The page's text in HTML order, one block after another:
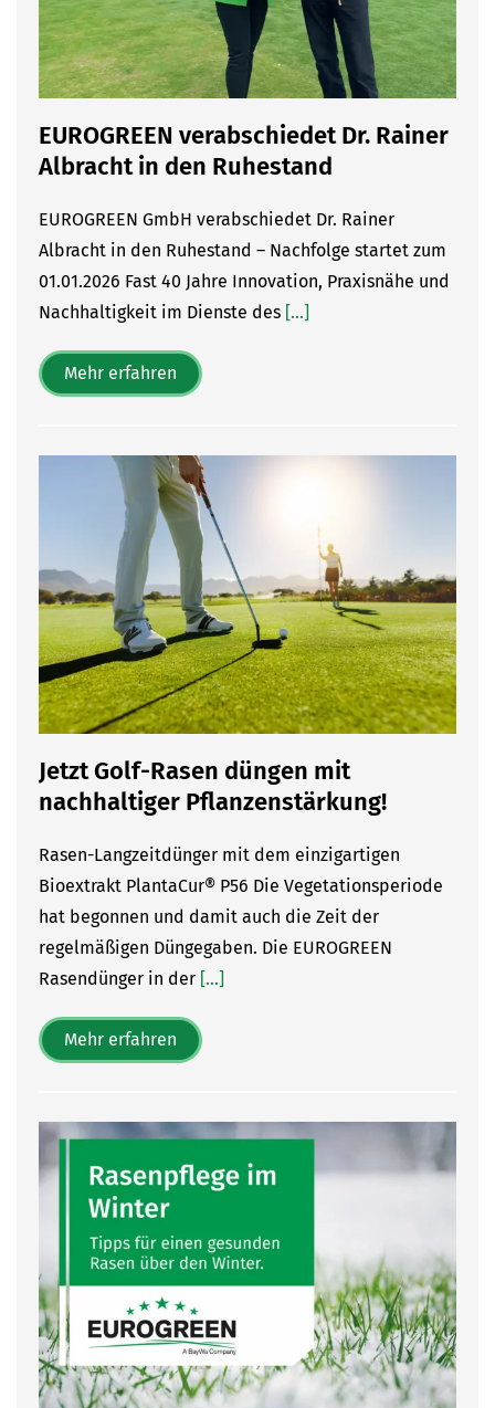
EUROGREEN verabschiedet Dr. Rainer
Albracht in den Ruhestand
EUROGREEN GmbH verabschiedet Dr. Rainer
Albracht in den Ruhestand – Nachfolge startet zum
01.01.2026 Fast 40 Jahre Innovation, Praxisnähe und
Nachhaltigkeit im Dienste des [...]
Mehr erfahren
Jetzt Golf-Rasen düngen mit
nachhaltiger Pflanzenstärkung!
Rasen-Langzeitdünger mit dem einzigartigen
Bioextrakt PlantaCur® P56 Die Vegetationsperiode
hat begonnen und damit auch die Zeit der
regelmäßigen Düngegaben. Die EUROGREEN
Rasendünger in der [...]
Mehr erfahren